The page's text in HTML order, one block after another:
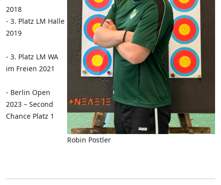
Robin Postler
2018
- 3. Platz LM Halle
2019
- 3. Platz LM WA
im Freien 2021
- Berlin Open
2023 – Second
Chance Platz 1